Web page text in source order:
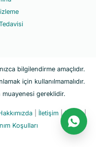
bilgilendirme amaçlıdır.
için kullanılmamalıdır.
muayenesi gereklidir.
| İletişim|KVKK|
Koşulları